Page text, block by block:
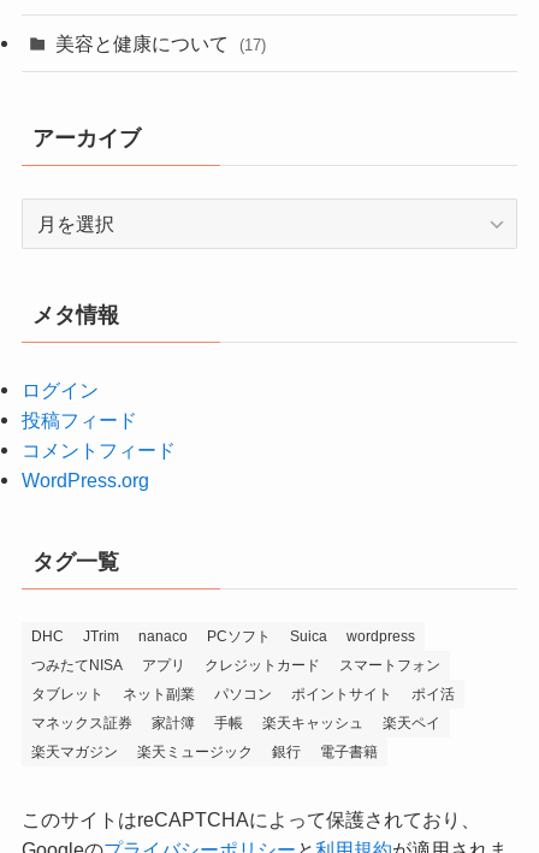
美容と健康について (17)
アーカイブ
メタ情報
ログイン
投稿フィード
コメントフィード
WordPress.org
タグ一覧
DHC JTrim nanaco PCソフト Suica
wordpress
つみたてNISA
アプリ クレジットカード
スマートフォン
タブレット
ネット副業 パソコン ポイントサイト
ポイ活
マネックス証券
家計簿 手帳 楽天キャッシュ
楽天ペイ
楽天マガジン
楽天ミュージック 銀行 電子書籍
このサイトはreCAPTCHAによって保護されており、